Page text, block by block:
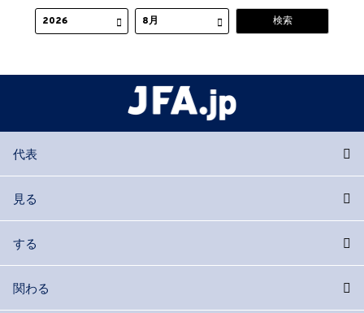
代表
見る
する
関わる